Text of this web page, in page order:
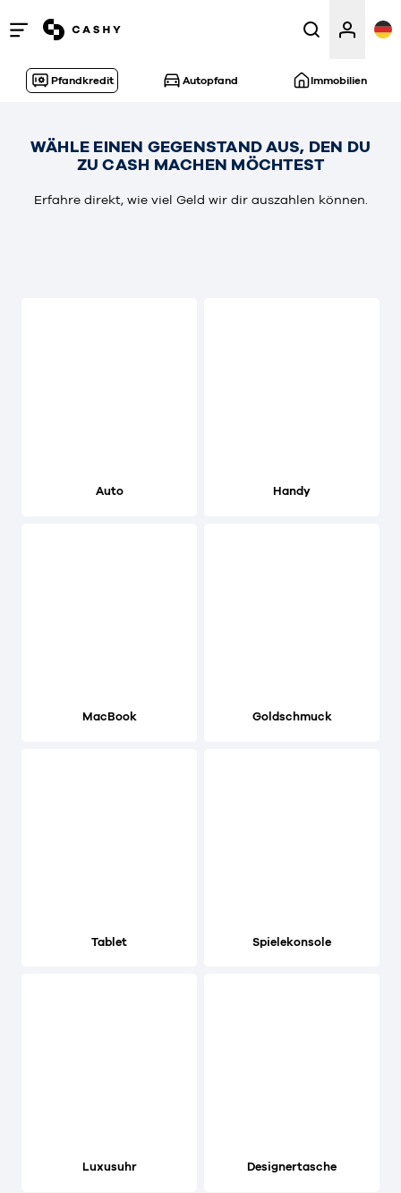
Menü
Pfandkredit Autopfand Immobilien
WÄHLE EINEN GEGENSTAND AUS, DEN DU
ZU CASH MACHEN MÖCHTEST
Erfahre direkt, wie viel Geld wir dir auszahlen können.
Auto Handy
MacBook Goldschmuck
Tablet Spielekonsole
Luxusuhr Designertasche